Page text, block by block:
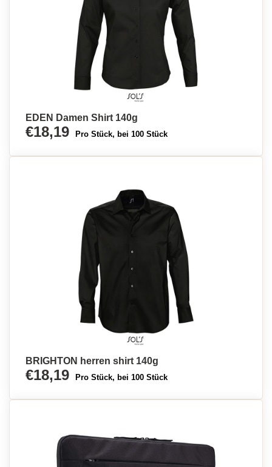
EDEN Damen Shirt 140g
€18,19 Pro Stück, bei 100 Stück
BRIGHTON herren shirt 140g
€18,19 Pro Stück, bei 100 Stück